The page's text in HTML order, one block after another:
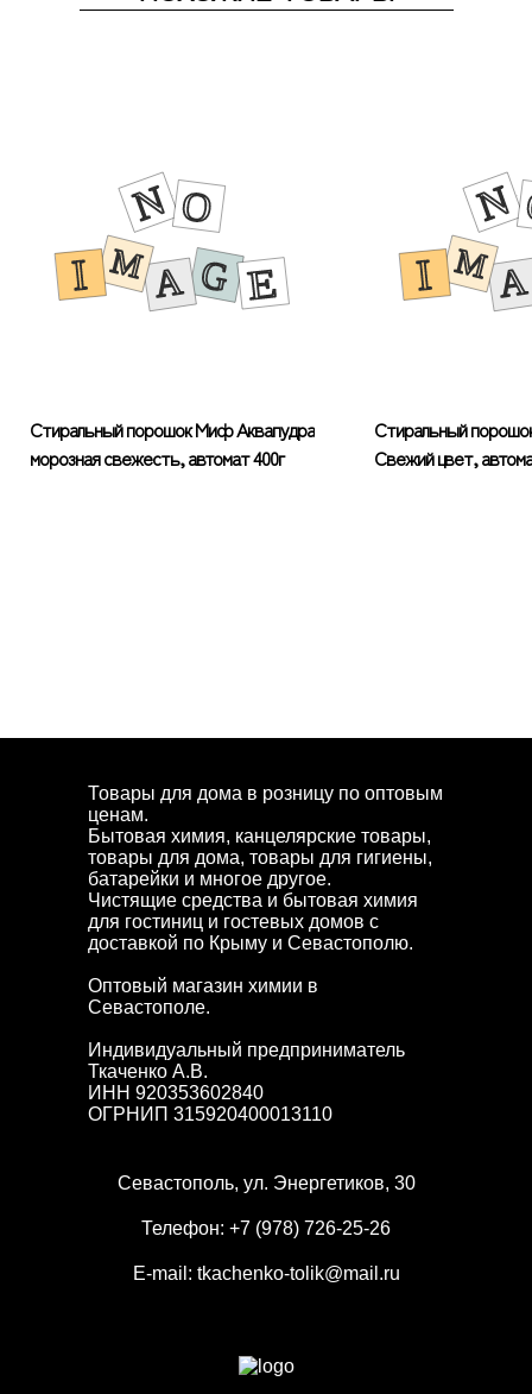
Стиральный порошок Миф Аквапудра
морозная свежесть, автомат 400г
Стиральный
Свежий цвет,
Товары для дома в розницу по оптовым
ценам.
Бытовая химия, канцелярские товары,
товары для дома, товары для гигиены,
батарейки и многое другое.
Чистящие средства и бытовая химия
для гостиниц и гостевых домов с
доставкой по Крыму и Севастополю.
Оптовый магазин химии в
Севастополе.
Индивидуальный предприниматель
Ткаченко А.В.
ИНН 920353602840
ОГРНИП 315920400013110
Севастополь, ул. Энергетиков, 30
Телефон: +7 (978) 726-25-26
E-mail: tkachenko-tolik@mail.ru